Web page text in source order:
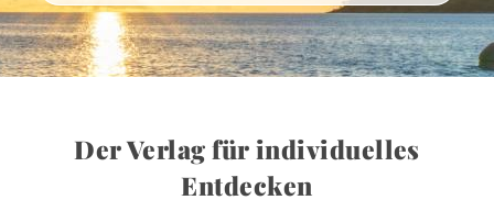
Der Verlag für individuelles
Entdecken